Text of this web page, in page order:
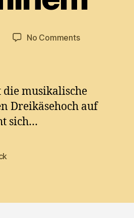
No Commentson
die musikalische
Dreikäsehoch auf
sich…